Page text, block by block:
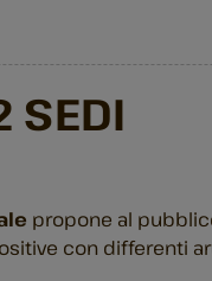
SEDI
propone al
con differenti